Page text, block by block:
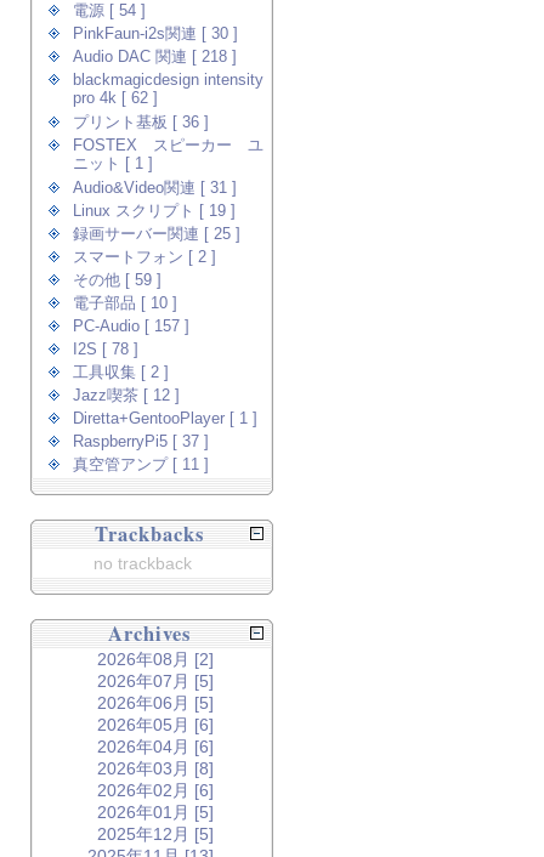
電源 [ 54 ]
PinkFaun-i2s関連 [ 30 ]
Audio DAC 関連 [ 218 ]
blackmagicdesign intensity
pro 4k [ 62 ]
プリント基板 [ 36 ]
FOSTEX スピーカー ユ
ニット [ 1 ]
Audio&Video関連 [ 31 ]
Linux スクリプト [ 19 ]
録画サーバー関連 [ 25 ]
スマートフォン [ 2 ]
その他 [ 59 ]
電子部品 [ 10 ]
PC-Audio [ 157 ]
I2S [ 78 ]
工具収集 [ 2 ]
Jazz喫茶 [ 12 ]
Diretta+GentooPlayer [ 1 ]
RaspberryPi5 [ 37 ]
真空管アンプ [ 11 ]
Trackbacks
no trackback
Archives
2026年08月 [2]
2026年07月 [5]
2026年06月 [5]
2026年05月 [6]
2026年04月 [6]
2026年03月 [8]
2026年02月 [6]
2026年01月 [5]
2025年12月 [5]